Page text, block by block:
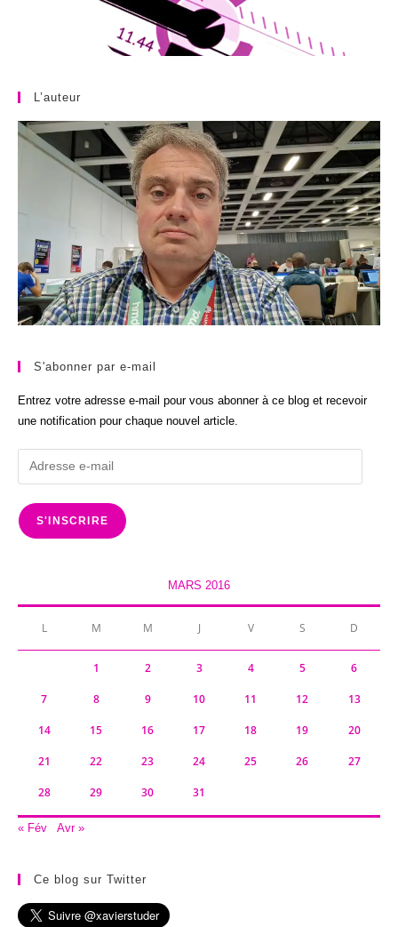
L’auteur
S'abonner par e-mail
Entrez votre adresse e-mail pour vous abonner à ce blog et recevoir
une notification pour chaque nouvel article.
Adresse
e-
mail
S'INSCRIRE
MARS 2016
L M M J V S D
1 2 3 4 5 6
7 8 9 10 11 12 13
14 15 16 17 18 19 20
21 22 23 24 25 26 27
28 29 30 31
« Fév Avr »
Ce blog sur Twitter